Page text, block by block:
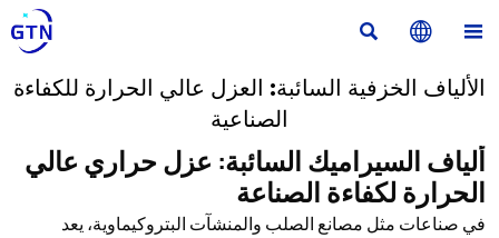
  
الألياف الخزفية السائبة: العزل عالي الحرارة للكفاءة
الصناعية
ألياف السيراميك السائبة: عزل حراري عالي
الحرارة لكفاءة الصناعة
في صناعات مثل مصانع الصلب والمنشآت البتروكيماوية، يعد